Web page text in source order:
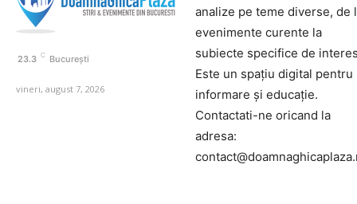
23.3 C București
vineri, august 7, 2026
analize pe teme diverse, de
evenimente curente la
subiecte specifice de
Este un spațiu digital pentru
informare și educație.
Contactati-ne oricand la
adresa: